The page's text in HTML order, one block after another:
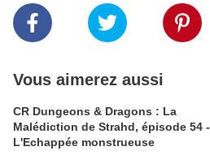
Vous aimerez aussi
CR Dungeons & Dragons : La
Malédiction de Strahd, épisode 54 -
L'Echappée monstrueuse